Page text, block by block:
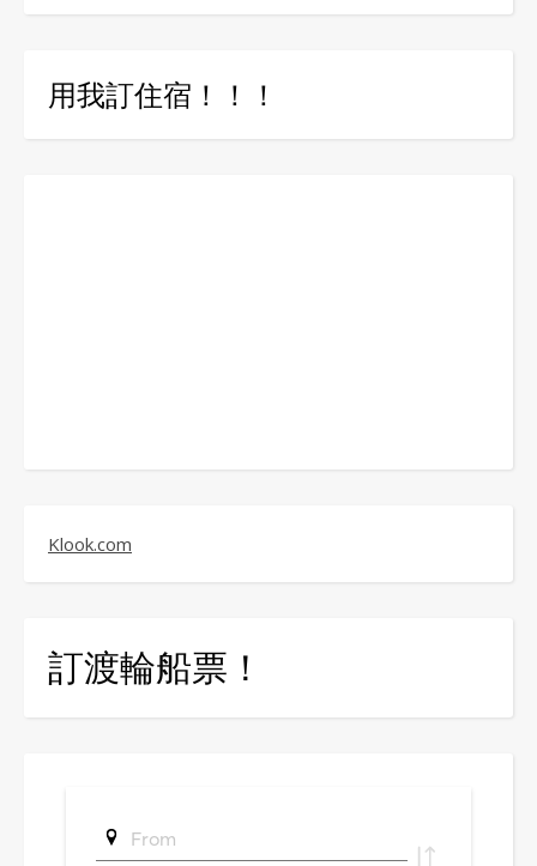
用我訂住宿！！！
Klook.com
訂渡輪船票！